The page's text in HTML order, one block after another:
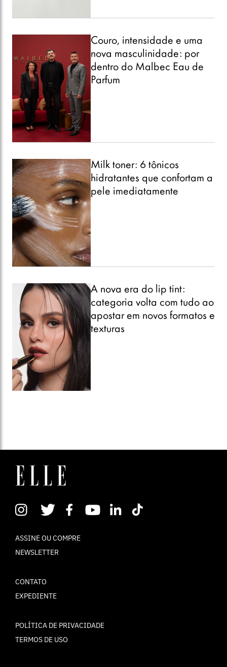
Couro, intensidade e uma
nova masculinidade: por
dentro do Malbec Eau de
Parfum
Milk toner: 6 tônicos
hidratantes que confortam a
pele imediatamente
A nova era do lip tint:
categoria volta com tudo ao
apostar em novos formatos e
texturas
ASSINE OU COMPRE
NEWSLETTER
CONTATO
EXPEDIENTE
POLÍTICA DE PRIVACIDADE
TERMOS DE USO